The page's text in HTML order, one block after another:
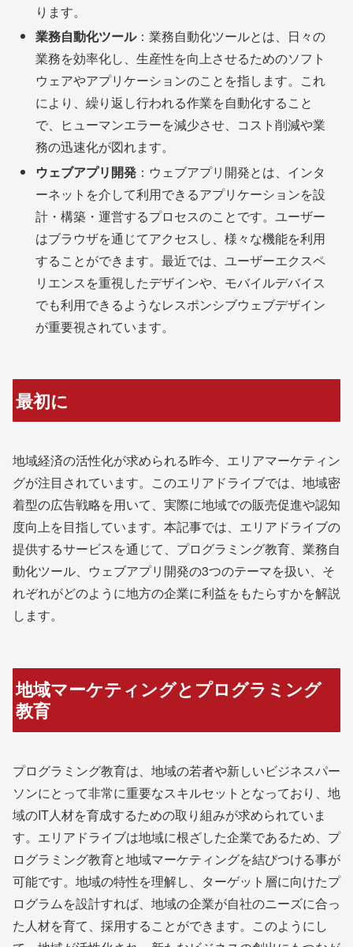
ります。
業務自動化ツール：業務自動化ツールとは、日々の
業務を効率化し、生産性を向上させるためのソフト
ウェアやアプリケーションのことを指します。これ
により、繰り返し行われる作業を自動化すること
で、ヒューマンエラーを減少させ、コスト削減や業
務の迅速化が図れます。
ウェブアプリ開発 ：ウェブアプリ開発とは、インタ
ーネットを介して利用できるアプリケーションを設
計・構築・運営するプロセスのことです。ユーザー
はブラウザを通じてアクセスし、様々な機能を利用
することができます。最近では、ユーザーエクスペ
リエンスを重視したデザインや、モバイルデバイス
でも利用できるようなレスポンシブウェブデザイン
が重要視されています。
最初に
地域経済の活性化が求められる昨今、エリアマーケティン
グが注目されています。このエリアドライブでは、地域密
着型の広告戦略を用いて、実際に地域での販売促進や認知
度向上を目指しています。本記事では、エリアドライブの
提供するサービスを通じて、プログラミング教育、業務自
動化ツール、ウェブアプリ開発の3つのテーマを扱い、そ
れぞれがどのように地方の企業に利益をもたらすかを解説
します。
地域マーケティングとプログラミング
教育
プログラミング教育は、地域の若者や新しいビジネスパー
ソンにとって非常に重要なスキルセットとなっており、地
域のIT人材を育成するための取り組みが求められていま
す。エリアドライブは地域に根ざした企業であるため、プ
ログラミング教育と地域マーケティングを結びつける事が
可能です。地域の特性を理解し、ターゲット層に向けたプ
ログラムを設計すれば、地域の企業が自社のニーズに合っ
た人材を育て、採用することができます。このようにし